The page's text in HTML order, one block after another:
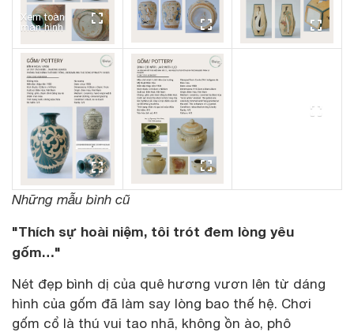
Xem toàn
màn hình
Những mẫu bình cũ
"Thích sự hoài niệm, tôi trót đem lòng yêu
gốm…"
Nét đẹp bình dị của quê hương vươn lên từ dáng
hình của gốm đã làm say lòng bao thế hệ. Chơi
gốm cổ là thú vui tao nhã, không ồn ào, phô